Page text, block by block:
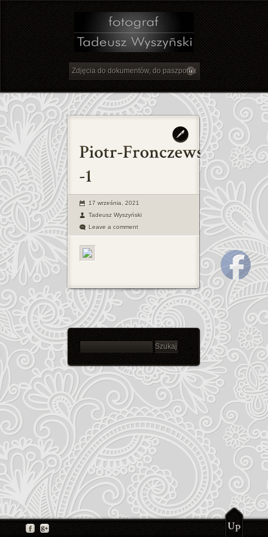
17 września, 2021
Tadeusz Wyszyński
Leave a comment